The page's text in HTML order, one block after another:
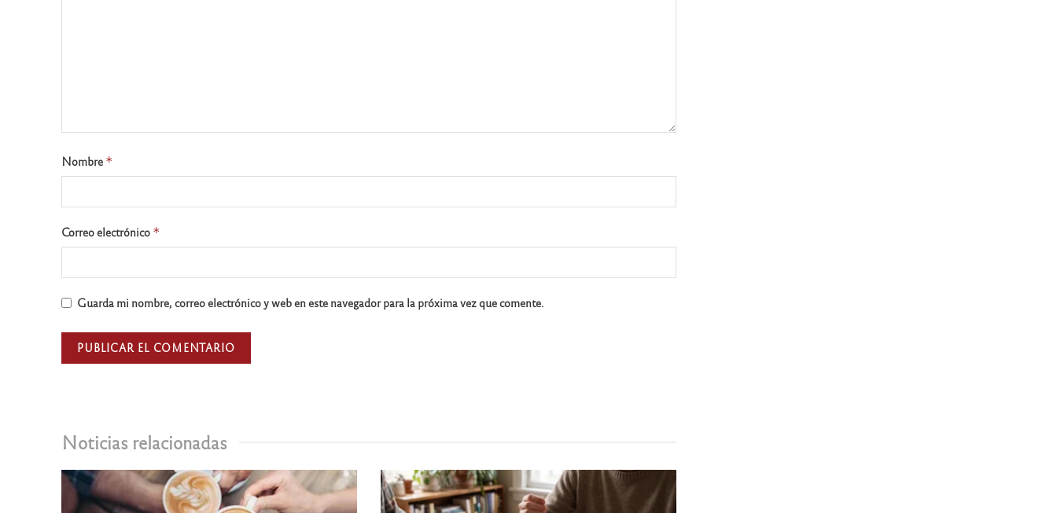
Noticias relacionadas
Nombre *
Correo electrónico *
Guarda mi nombre, correo electrónico y web en este navegador para la próxima vez que comente.